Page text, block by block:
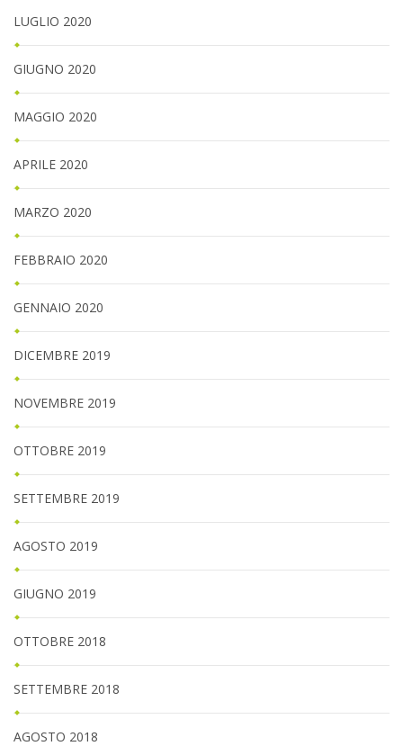
LUGLIO 2020
GIUGNO 2020
MAGGIO 2020
APRILE 2020
MARZO 2020
FEBBRAIO 2020
GENNAIO 2020
DICEMBRE 2019
NOVEMBRE 2019
OTTOBRE 2019
SETTEMBRE 2019
AGOSTO 2019
GIUGNO 2019
OTTOBRE 2018
SETTEMBRE 2018
AGOSTO 2018